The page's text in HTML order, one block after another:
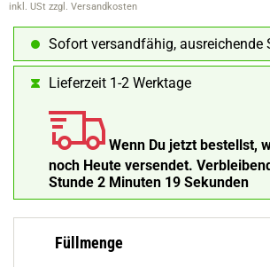
inkl. USt zzgl. Versandkosten
Sofort versandfähig, ausreichende
Lieferzeit 1-2 Werktage
Wenn Du jetzt bestellst,
noch Heute versendet.
Stunde 2 Minuten 18 Sekunden
Füllmenge